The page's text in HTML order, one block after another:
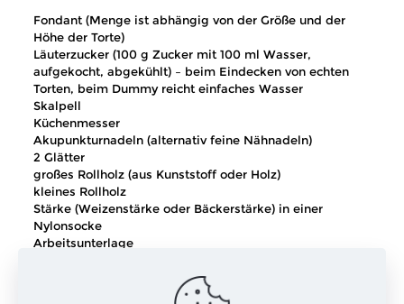
Fondant (Menge ist abhängig von der Größe und der
Höhe der Torte)
Läuterzucker (100 g Zucker mit 100 ml Wasser,
aufgekocht, abgekühlt) – beim Eindecken von echten
Torten, beim Dummy reicht einfaches Wasser
Skalpell
Küchenmesser
Akupunkturnadeln (alternativ feine Nähnadeln)
2 Glätter
großes Rollholz (aus Kunststoff oder Holz)
kleines Rollholz
Stärke (Weizenstärke oder Bäckerstärke) in einer
Nylonsocke
Arbeitsunterlage
Einen schönen Sonntag und viel Spaß beim Eindecken